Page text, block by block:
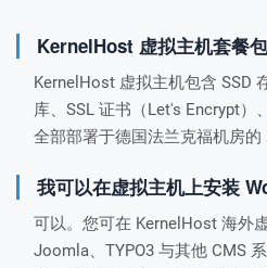
KernelHost 虚拟主机套餐
KernelHost 虚拟主机包含 SSD
库、SSL 证书（Let's Encrypt）
全部部署于德国法兰克福机房的
我可以在虚拟主机上安装
可以。您可在 KernelHost 海外
Joomla、TYPO3 与其他 CMS